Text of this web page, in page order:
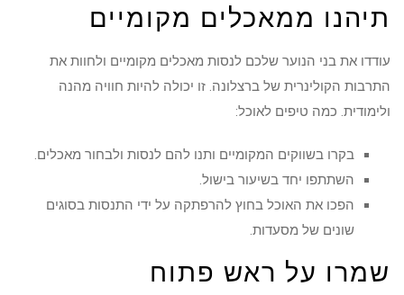
תיהנו ממאכלים מקומיים
עודדו את בני הנוער שלכם לנסות מאכלים מקומיים ולחוות את
התרבות הקולינרית של ברצלונה. זו יכולה להיות חוויה מהנה
ולימודית. כמה טיפים לאוכל:
בקרו בשווקים המקומיים ותנו להם לנסות ולבחור מאכלים.
השתתפו יחד בשיעור בישול.
הפכו את האוכל בחוץ להרפתקה על ידי התנסות בסוגים
שונים של מסעדות.
שמרו על ראש פתוח